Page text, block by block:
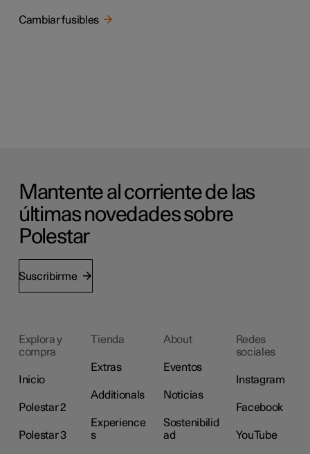
Cambiar fusibles
Mantente al corriente de las
últimas novedades sobre
Polestar
Suscribirme
Explora y
compra
Inicio
Polestar 2
Polestar 3
Tienda
Extras
Additionals
Experience
s
About
Eventos
Noticias
Sostenibilid
ad
Redes
sociales
Instagram
Facebook
YouTube